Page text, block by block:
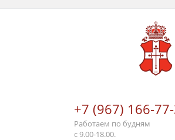
+7 (967) 166-
Работаем по будням
с 9.00-18.00.